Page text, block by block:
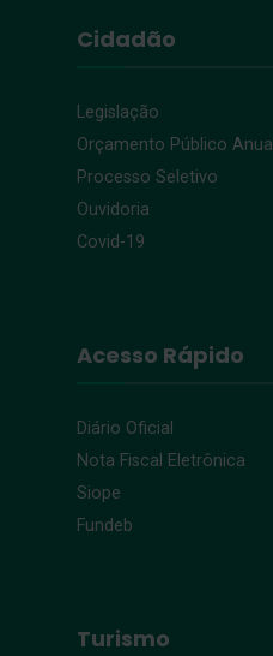
Cidadão
Legislação
Orçamento Público Anual
Processo Seletivo
Ouvidoria
Covid-19
Acesso Rápido
Diário Oficial
Nota Fiscal Eletrônica
Siope
Fundeb
Turismo